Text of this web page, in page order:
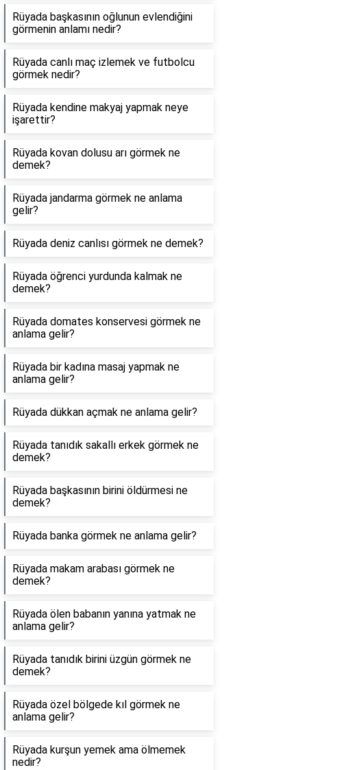
Rüyada başkasının oğlunun evlendiğini
görmenin anlamı nedir?
Rüyada canlı maç izlemek ve futbolcu
görmek nedir?
Rüyada kendine makyaj yapmak neye
işarettir?
Rüyada kovan dolusu arı görmek ne
demek?
Rüyada jandarma görmek ne anlama
gelir?
Rüyada deniz canlısı görmek ne demek?
Rüyada öğrenci yurdunda kalmak ne
demek?
Rüyada domates konservesi görmek ne
anlama gelir?
Rüyada bir kadına masaj yapmak ne
anlama gelir?
Rüyada dükkan açmak ne anlama gelir?
Rüyada tanıdık sakallı erkek görmek ne
demek?
Rüyada başkasının birini öldürmesi ne
demek?
Rüyada banka görmek ne anlama gelir?
Rüyada makam arabası görmek ne
demek?
Rüyada ölen babanın yanına yatmak ne
anlama gelir?
Rüyada tanıdık birini üzgün görmek ne
demek?
Rüyada özel bölgede kıl görmek ne
anlama gelir?
Rüyada kurşun yemek ama ölmemek
nedir?